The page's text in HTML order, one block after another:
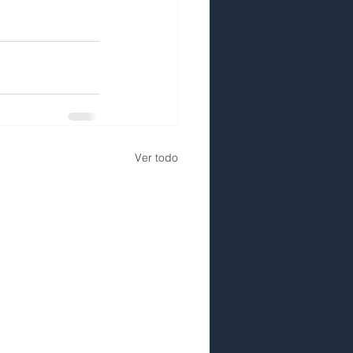
Ver todo